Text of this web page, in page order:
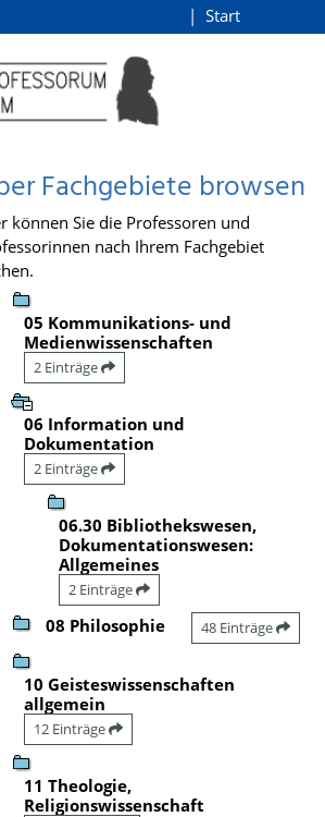
Start
Fachgebiete browsen
können Sie die Professoren und
nach Ihrem Fachgebiet
05 Kommunikations- und
Medienwissenschaften
2 Einträge
06 Information und
Dokumentation
2 Einträge
06.30 Bibliothekswesen,
Dokumentationswesen:
Allgemeines
2 Einträge
08 Philosophie 48 Einträge
10 Geisteswissenschaften
allgemein
12 Einträge
11 Theologie,
Religionswissenschaft